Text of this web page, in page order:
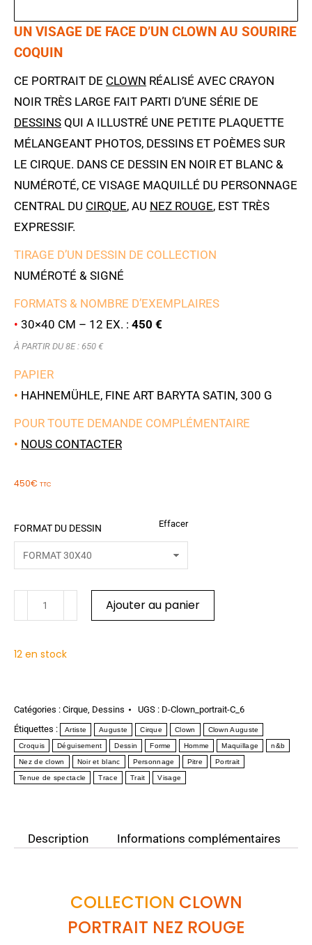
UN VISAGE DE FACE D’UN CLOWN AU SOURIRE
COQUIN
CE PORTRAIT DE CLOWN RÉALISÉ AVEC CRAYON
NOIR TRÈS LARGE FAIT PARTI D’UNE SÉRIE DE
DESSINS QUI A ILLUSTRÉ UNE PETITE PLAQUETTE
MÉLANGEANT PHOTOS, DESSINS ET POÈMES SUR
LE CIRQUE. DANS CE DESSIN EN NOIR ET BLANC &
NUMÉROTÉ, CE VISAGE MAQUILLÉ DU PERSONNAGE
CENTRAL DU CIRQUE, AU NEZ ROUGE, EST TRÈS
EXPRESSIF.
TIRAGE D’UN DESSIN DE COLLECTION
NUMÉROTÉ & SIGNÉ
FORMATS & NOMBRE D’EXEMPLAIRES
• 30×40 CM – 12 EX. : 450 €
À PARTIR DU 8E : 650 €
PAPIER
• HAHNEMÜHLE, FINE ART BARYTA SATIN, 300 G
POUR TOUTE DEMANDE COMPLÉMENTAIRE
• NOUS CONTACTER
450€ TTC
FORMAT DU DESSIN Effacer
Ajouter au panier
12 en stock
Catégories : Cirque, Dessins UGS : D-Clown_portrait-C_6
Étiquettes :
Artiste Auguste Cirque Clown Clown Auguste
Croquis Déguisement Dessin Forme Homme Maquillage n&b
Nez de clown Noir et blanc Personnage Pitre Portrait
Tenue de spectacle Trace Trait Visage
Description Informations complémentaires
COLLECTION CLOWN
PORTRAIT NEZ ROUGE